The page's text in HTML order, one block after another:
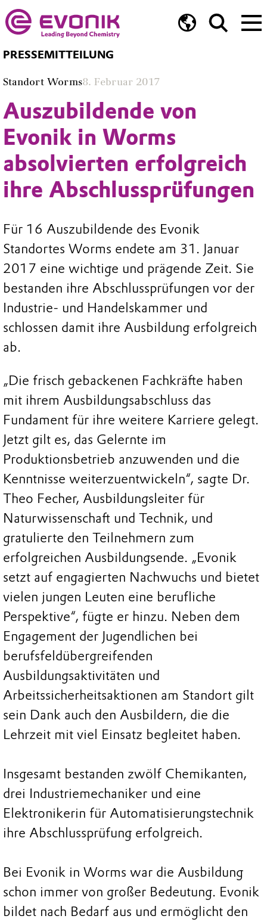
PRESSEMITTEILUNG
Standort Worms8. Februar 2017
Auszubildende von
Evonik in Worms
absolvierten erfolgreich
ihre Abschlussprüfungen
Für 16 Auszubildende des Evonik
Standortes Worms endete am 31. Januar
2017 eine wichtige und prägende Zeit. Sie
bestanden ihre Abschlussprüfungen vor der
Industrie- und Handelskammer und
schlossen damit ihre Ausbildung erfolgreich
ab.
„Die frisch gebackenen Fachkräfte haben
mit ihrem Ausbildungsabschluss das
Fundament für ihre weitere Karriere gelegt.
Jetzt gilt es, das Gelernte im
Produktionsbetrieb anzuwenden und die
Kenntnisse weiterzuentwickeln“, sagte Dr.
Theo Fecher, Ausbildungsleiter für
Naturwissenschaft und Technik, und
gratulierte den Teilnehmern zum
erfolgreichen Ausbildungsende. „Evonik
setzt auf engagierten Nachwuchs und bietet
vielen jungen Leuten eine berufliche
Perspektive“, fügte er hinzu. Neben dem
Engagement der Jugendlichen bei
berufsfeldübergreifenden
Ausbildungsaktivitäten und
Arbeitssicherheitsaktionen am Standort gilt
sein Dank auch den Ausbildern, die die
Lehrzeit mit viel Einsatz begleitet haben.
Insgesamt bestanden zwölf Chemikanten,
drei Industriemechaniker und eine
Elektronikerin für Automatisierungstechnik
ihre Abschlussprüfung erfolgreich.
Bei Evonik in Worms war die Ausbildung
schon immer von großer Bedeutung. Evonik
bildet nach Bedarf aus und ermöglicht den